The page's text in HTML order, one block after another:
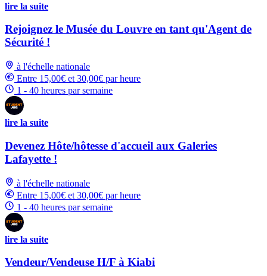
lire la suite
Rejoignez le Musée du Louvre en tant qu'Agent de
Sécurité !
à l'échelle nationale
Entre 15,00€ et 30,00€ par heure
1 - 40 heures par semaine
lire la suite
Devenez Hôte/hôtesse d'accueil aux Galeries
Lafayette !
à l'échelle nationale
Entre 15,00€ et 30,00€ par heure
1 - 40 heures par semaine
lire la suite
Vendeur/Vendeuse H/F à Kiabi